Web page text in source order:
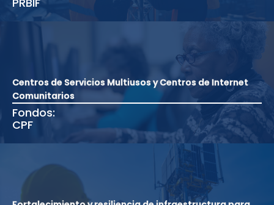
Centros de Servicios Multiusos y Centros de Internet
Comunitarios
Fondos:
CPF